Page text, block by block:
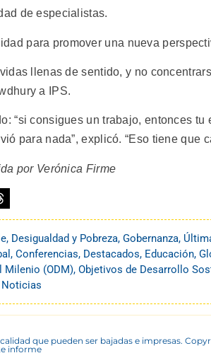
de especialistas.
para promover una nueva
llenas de sentido, y no
a IPS.
“si consigues un trabajo, entonces
para nada”, explicó. “Eso tiene que
por Verónica Firme
, Desigualdad y Pobreza, Gobernanza,
, Conferencias, Destacados, Educación,
Milenio (ODM), Objetivos de Desarrollo
que pueden ser bajadas e impresas.
informe